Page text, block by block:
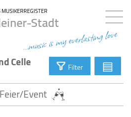
Stadt
...music is my everlasting love
Celle Filter ▤
Event